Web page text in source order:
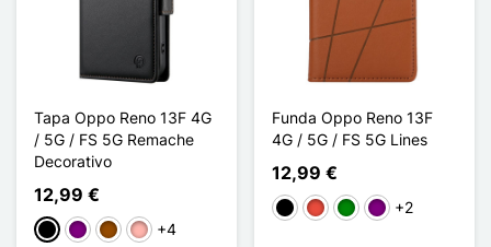
Tapa Oppo Reno 13F 4G
/ 5G / FS 5G Remache
Decorativo
12,99 €
NegroPúrpuraMarrónOro rosa
+4
Funda Oppo Reno 13F
4G / 5G / FS 5G Lines
12,99 €
NegroRojoVerdePúrpura
+2